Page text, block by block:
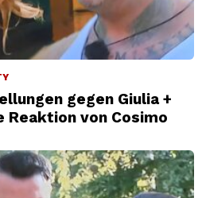
gegen Giulia +
Reaktion von Cosimo